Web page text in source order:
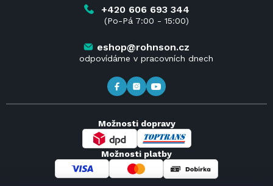
Vrácení zboží do 14 dnů +420 606 693 344
(Po-Pá 7:00 - 15:00)
eshop@rohnson.cz
odpovídáme v pracovních dnech
Možnosti dopravy
Možnosti platby